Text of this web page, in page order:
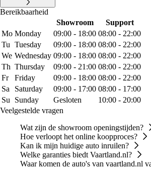
Bereikbaarheid
Showroom
Support
Mo Monday 09:00 - 18:00 08:00 - 22:00
Tu Tuesday 09:00 - 18:00 08:00 - 22:00
We Wednesday 09:00 - 18:00 08:00 - 22:00
Th Thursday 09:00 - 21:00 08:00 - 22:00
Fr
Friday 09:00 - 18:00 08:00 - 22:00
Sa
Saturday 09:00 - 17:00 08:00 - 17:00
Su
Sunday Gesloten
10:00 - 20:00
Veelgestelde vragen
Wat zijn de showroom openingstijden?
Hoe verloopt het online koopproces?
Kan ik mijn huidige auto inruilen?
Welke garanties biedt Vaartland.nl?
Waar komen de auto's van vaartland.nl